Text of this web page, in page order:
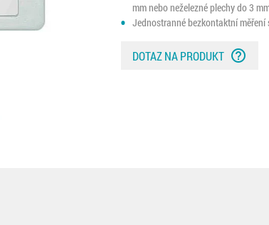
mm nebo neželezné plechy do 3
Jednostranné bezkontaktní měření
DOTAZ NA PRODUKT help_outline